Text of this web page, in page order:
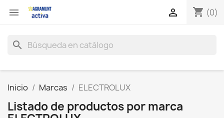
 shopping_cart (0)

search
Inicio Marcas ELECTROLUX
Listado de productos por marca